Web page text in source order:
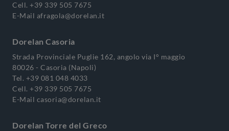
Cell. +39 339 505 7675
E-Mail afragola@dorelan.it
Dorelan Casoria
Strada Provinciale Puglie 162, angolo via I° maggio
80026 - Casoria (Napoli)
Tel. +39 081 048 4033
Cell. +39 339 505 7675
E-Mail casoria@dorelan.it
Dorelan Torre del Greco